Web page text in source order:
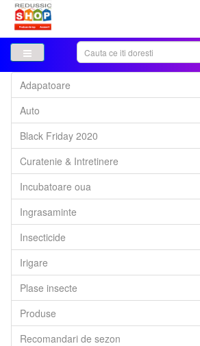
Adapatoare
Auto
Black Friday 2020
Curatenie & Intretinere
Incubatoare oua
Ingrasaminte
Insecticide
Irigare
Plase insecte
Produse
Recomandari de sezon